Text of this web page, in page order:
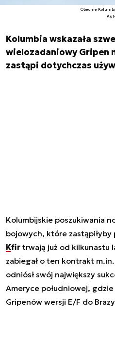
Obecnie
Kolumbia wskazała
wielozadaniowy Gripen
zastąpi dotychczas
Kolumbijskie poszukiwania
bojowych, które zastąpiłyby
Kfir trwają już od kilkunastu
zabiegał o ten kontrakt
odniósł swój największy
Ameryce południowej,
Gripenów wersji E/F do